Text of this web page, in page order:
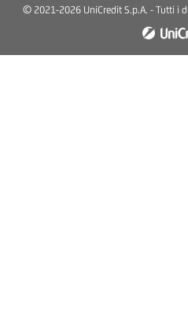
© 2021-2026 UniCredit S.p.A. - Tutti i